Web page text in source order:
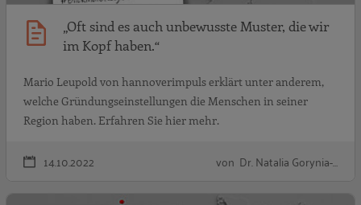
„Oft sind es auch unbewusste Muster, die wir
im Kopf haben.“
Mario Leupold von hannoverimpuls erklärt unter anderem,
welche Gründungseinstellungen die Menschen in seiner
Region haben. Erfahren Sie hier mehr.
14.10.2022 von Dr. Natalia Gorynia-…